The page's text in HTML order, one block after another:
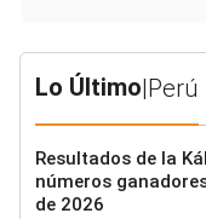
Lo Último|Perú
Resultados de la
números
de 2026